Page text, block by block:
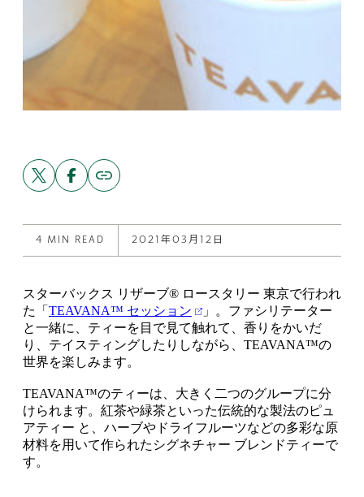
Share
this
post
X
Share
this
post
Facebook
Copy
link
to
4 MIN READ 2021年03月12日
スターバックス リザーブ® ロースタリー 東京で行われ
た「 TEAVANA™ セッション
」。ファシリテーター
と一緒に、ティーを目で見て触れて、香りをかいだ
り、テイスティングしたりしながら、TEAVANA™の
世界を楽しみます。
TEAVANA™のティーは、大きく二つのグループに分
けられます。紅茶や緑茶といった伝統的な製法のピュ
アティー と、ハーブやドライフルーツなどの多彩な原
材料を用いて作られたシグネチャー ブレンドティーで
す。